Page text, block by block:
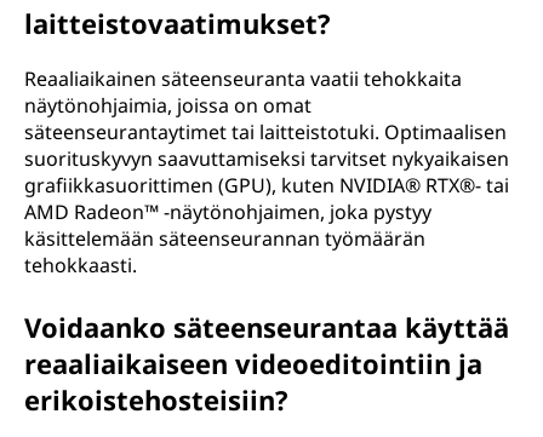
laitteistovaatimukset?
Reaaliaikainen säteenseuranta vaatii tehokkaita
näytönohjaimia, joissa on omat
säteenseurantaytimet tai laitteistotuki. Optimaalisen
suorituskyvyn saavuttamiseksi tarvitset nykyaikaisen
grafiikkasuorittimen (GPU), kuten NVIDIA® RTX®- tai
AMD Radeon™ -näytönohjaimen, joka pystyy
käsittelemään säteenseurannan työmäärän
tehokkaasti.
Voidaanko säteenseurantaa käyttää
reaaliaikaiseen videoeditointiin ja
erikoistehosteisiin?